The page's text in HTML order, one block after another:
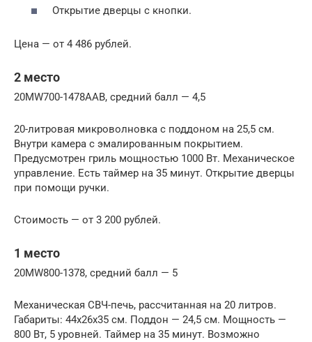
Открытие дверцы с кнопки.
Цена — от 4 486 рублей.
2 место
20MW700-1478AAB, средний балл — 4,5
20-литровая микроволновка с поддоном на 25,5 см.
Внутри камера с эмалированным покрытием.
Предусмотрен гриль мощностью 1000 Вт. Механическое
управление. Есть таймер на 35 минут. Открытие дверцы
при помощи ручки.
Стоимость — от 3 200 рублей.
1 место
20MW800-1378, средний балл — 5
Механическая СВЧ-печь, рассчитанная на 20 литров.
Габариты: 44х26х35 см. Поддон — 24,5 см. Мощность —
800 Вт, 5 уровней. Таймер на 35 минут. Возможно